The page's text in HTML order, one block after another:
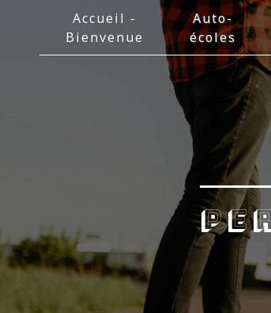
Panneau de gestion des cookies
Accueil -
Bienvenue
Auto-
écoles